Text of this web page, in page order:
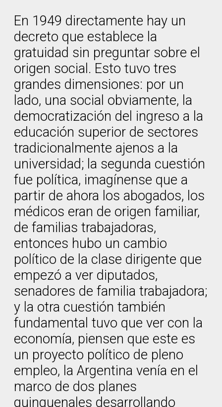
En 1949 directamente hay un
decreto que establece la
gratuidad sin preguntar sobre el
origen social. Esto tuvo tres
grandes dimensiones: por un
lado, una social obviamente, la
democratización del ingreso a la
educación superior de sectores
tradicionalmente ajenos a la
universidad; la segunda cuestión
fue política, imagínense que a
partir de ahora los abogados, los
médicos eran de origen familiar,
de familias trabajadoras,
entonces hubo un cambio
político de la clase dirigente que
empezó a ver diputados,
senadores de familia trabajadora;
y la otra cuestión también
fundamental tuvo que ver con la
economía, piensen que este es
un proyecto político de pleno
empleo, la Argentina venía en el
marco de dos planes
quinquenales desarrollando